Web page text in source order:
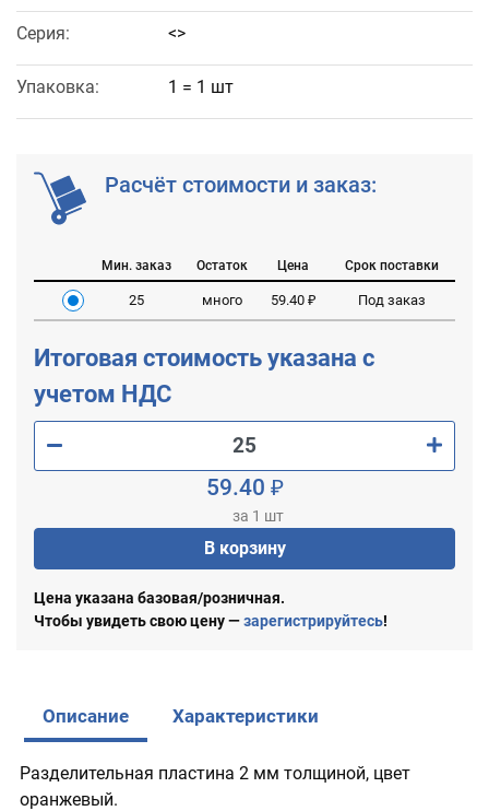
Серия: <>
Упаковка: 1 = 1 шт
Расчёт стоимости и заказ:
Мин. заказ Остаток Цена Срок поставки
25 много 59.40 ₽ Под заказ
Итоговая стоимость указана с
учетом НДС
59.40 ₽
за 1 шт
В корзину
Цена указана базовая/розничная.
Чтобы увидеть свою цену —зарегистрируйтесь!
Описание Характеристики
Разделительная пластина 2 мм толщиной, цвет
оранжевый.